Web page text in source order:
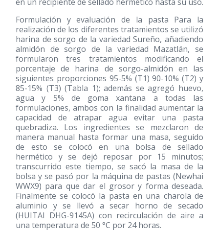
Formulación y evaluación de la pasta Para la
realización de los diferentes tratamientos se utilizó
harina de sorgo de la variedad Sureño, añadiendo
almidón de sorgo de la variedad Mazatlán, se
formularon tres tratamientos modificando el
porcentaje de harina de sorgo-almidón en las
siguientes proporciones 95-5% (T1) 90-10% (T2) y
85-15% (T3) (Tabla 1); además se agregó huevo,
agua y 5% de goma xantana a todas las
formulaciones, ambos con la finalidad aumentar la
capacidad de atrapar agua evitar una pasta
quebradiza. Los ingredientes se mezclaron de
manera manual hasta formar una masa, seguido
de esto se colocó en una bolsa de sellado
hermético y se dejó reposar por 15 minutos;
transcurrido este tiempo, se sacó la masa de la
bolsa y se pasó por la máquina de pastas (Newhai
WWX9) para que dar el grosor y forma deseada.
Finalmente se colocó la pasta en una charola de
aluminio y se llevó a secar horno de secado
(HUITAI DHG-9145A) con recirculación de aire a
una temperatura de 50 °C por 24 horas.